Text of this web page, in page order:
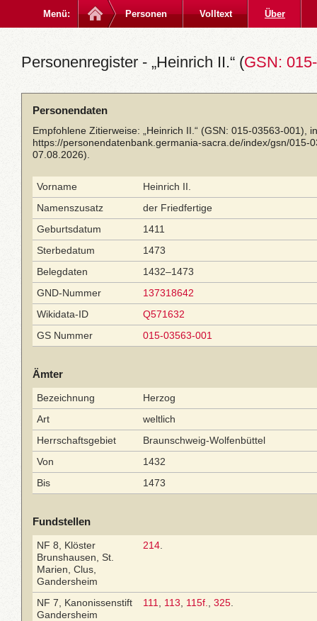
Menü: Personen Volltext Über
Personenregister - „Heinrich II.“ (GSN:
Personendaten
Empfohlene Zitierweise: „Heinrich II.“ (GSN: 015-03563-001),
https://personendatenbank.germania-sacra.de/index/gsn/015-
07.08.2026).
Vorname
Heinrich II.
Namenszusatz
der Friedfertige
Geburtsdatum
1411
Sterbedatum
1473
Belegdaten
1432–1473
GND-Nummer
137318642
Wikidata-ID
Q571632
GS Nummer
015-03563-001
Ämter
Bezeichnung
Herzog
Art
weltlich
Herrschaftsgebiet
Braunschweig-Wolfenbüttel
Von
1432
Bis
1473
Fundstellen
NF 8, Klöster
Brunshausen, St.
Marien, Clus,
Gandersheim
214
NF 7, Kanonissenstift
Gandersheim
111 113 115f. 325